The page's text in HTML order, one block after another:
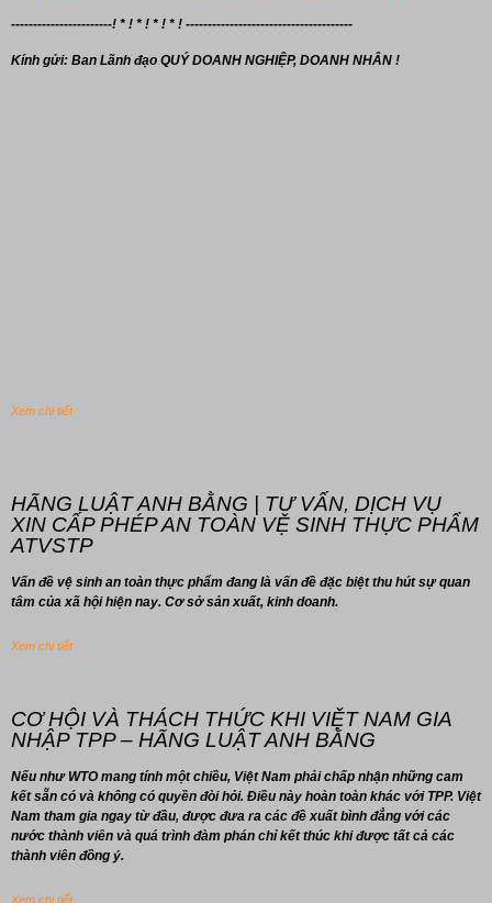
-----------------------! * ! * ! * ! * ! --------------------------------------
Kính gửi: Ban Lãnh đạo QUÝ DOANH NGHIỆP, DOANH NHÂN !
Xem chi tiết
HÃNG LUẬT ANH BẰNG | TƯ VẤN, DỊCH VỤ
XIN CẤP PHÉP AN TOÀN VỆ SINH THỰC PHẨM
ATVSTP
Vấn đề vệ sinh an toàn thực phẩm đang là vấn đề đặc biệt thu hút sự quan
tâm của xã hội hiện nay. Cơ sở sản xuất, kinh doanh.
Xem chi tiết
CƠ HỘI VÀ THÁCH THỨC KHI VIỆT NAM GIA
NHẬP TPP – HÃNG LUẬT ANH BẰNG
Nếu như WTO mang tính một chiều, Việt Nam phải chấp nhận những cam
kết sẵn có và không có quyền đòi hỏi. Điều này hoàn toàn khác với TPP. Việt
Nam tham gia ngay từ đầu, được đưa ra các đề xuất bình đẳng với các
nước thành viên và quá trình đàm phán chỉ kết thúc khi được tất cả các
thành viên đồng ý.
Xem chi tiết